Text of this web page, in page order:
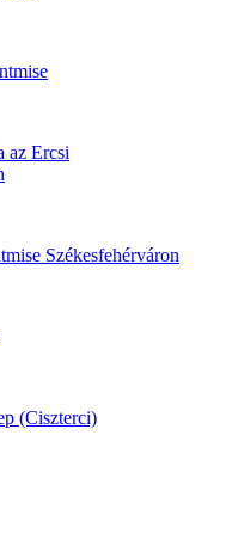
az Ercsi
Székesfehérváron
(Ciszterci)